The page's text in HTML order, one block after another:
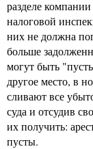
разделе
налоговой
них не должна
больше
могут быть
другое место, в
сливают все
суда и отсудив
их получить:
пусты.